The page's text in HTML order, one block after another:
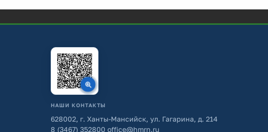
НАШИ КОНТАКТЫ
628002, г. Ханты-Мансийск, ул. Гагарина, д. 214
8 (3467) 352800 office@hmrn.ru